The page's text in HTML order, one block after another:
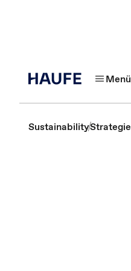
Menü
SustainabilityStrategie